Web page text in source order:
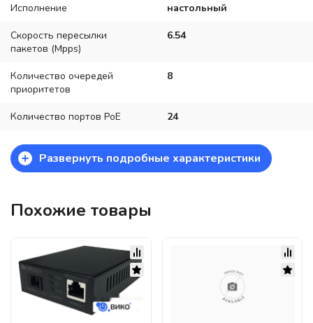
Исполнение настольный
Скорость пересылки
пакетов (Mpps)
6.54
Количество очередей
приоритетов
8
Количество портов PoE 24
+ Развернуть подробные характеристики
Похожие товары